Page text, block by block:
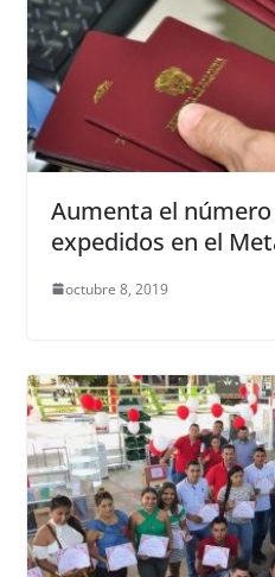
Aumenta el
expedidos en el
octubre 8, 2019